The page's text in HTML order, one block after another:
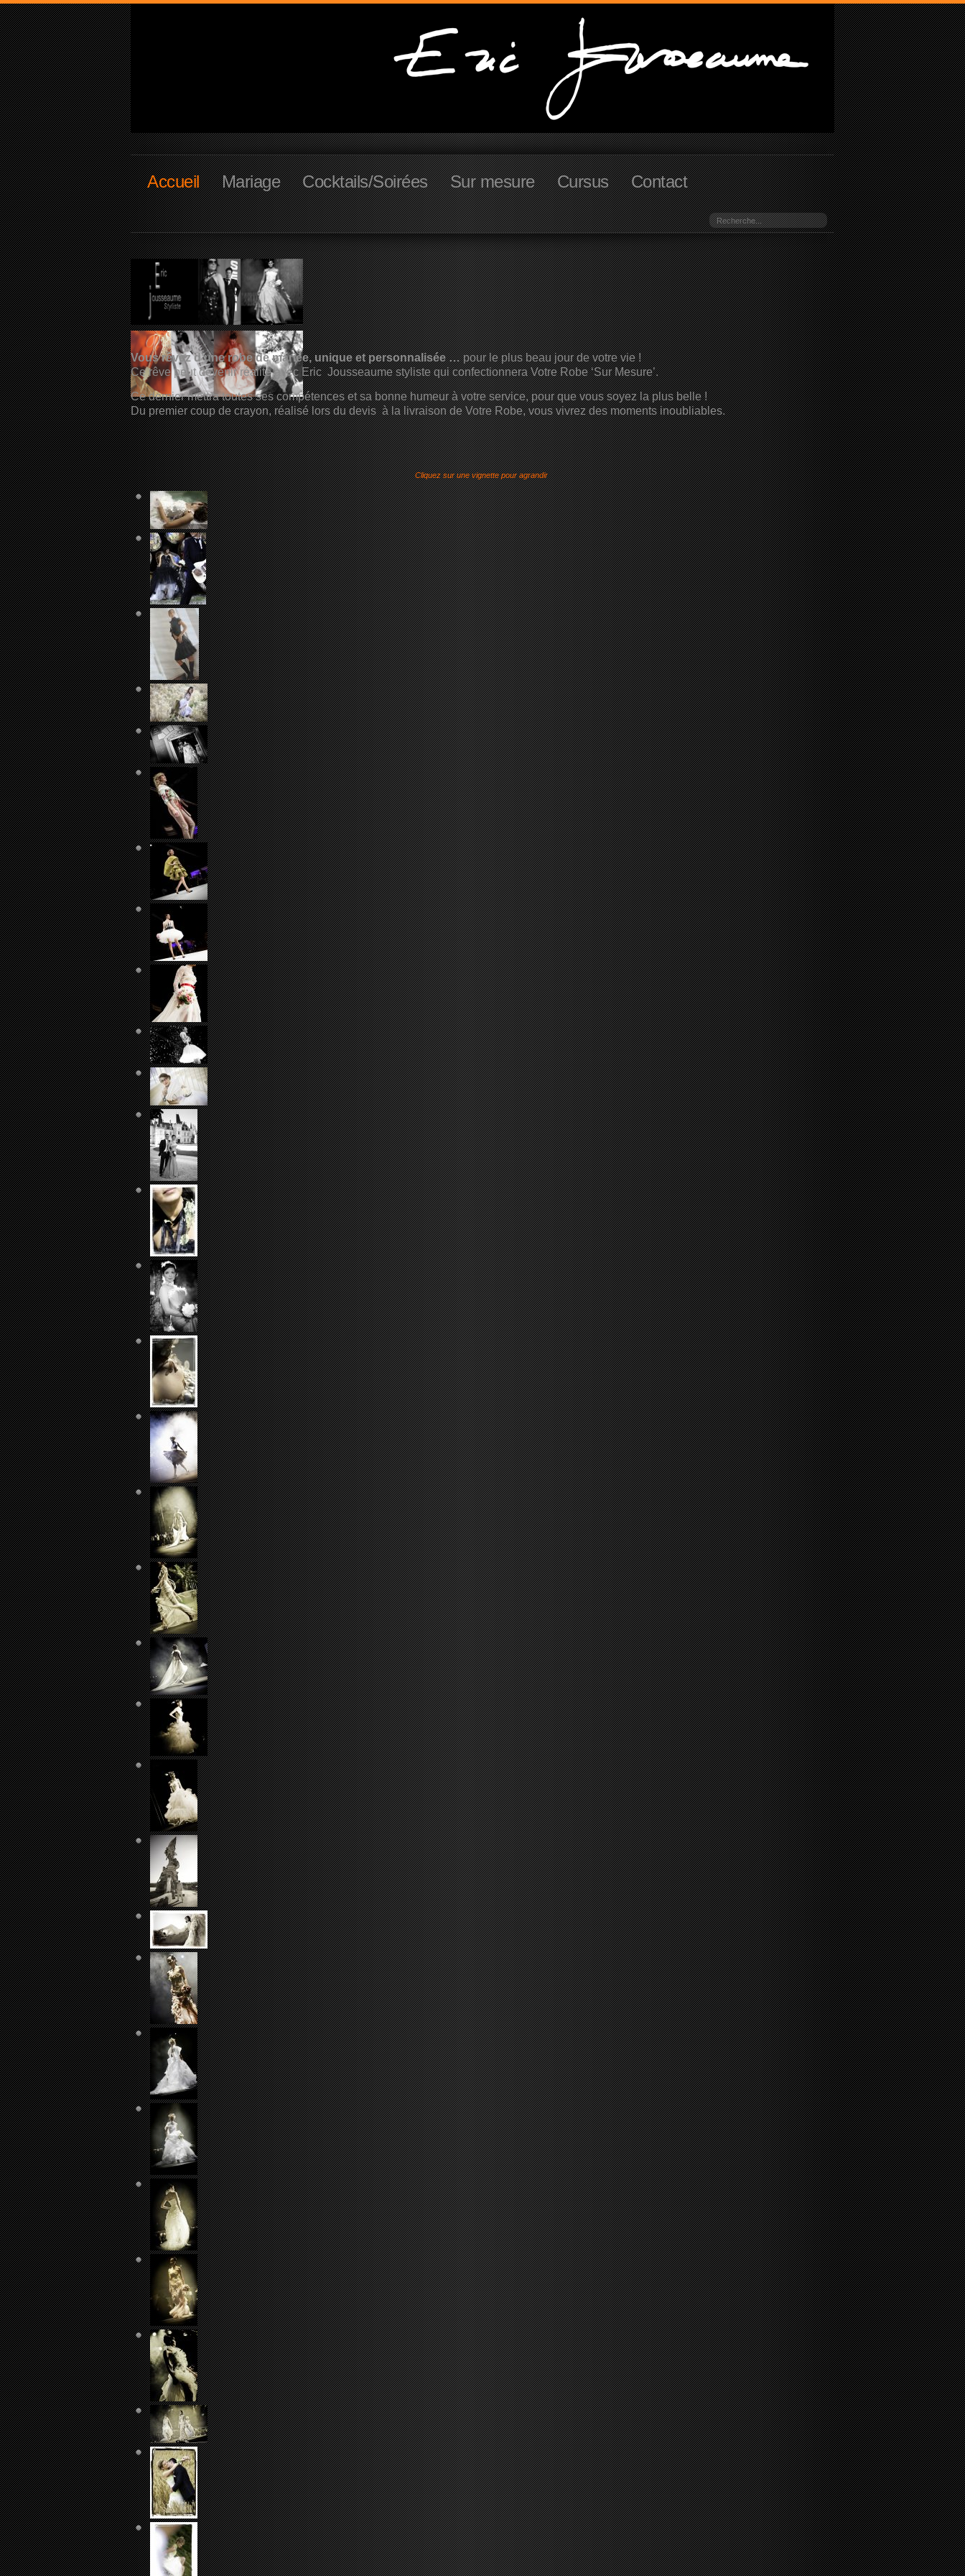
Accueil Mariage Cocktails/Soirées Sur mesure Cursus Contact
Vous rêvez d’une robe de mariée, unique et personnalisée …pour le plus beau jour de votre vie !
Ce rêve peut devenir réalité avec Eric Jousseaume styliste qui confectionnera Votre Robe ‘Sur Mesure’.
Ce dernier mettra toutes ses compétences et sa bonne humeur à votre service, pour que vous soyez la plus belle !
Du premier coup de crayon, réalisé lors du devis à la livraison de Votre Robe, vous vivrez des moments inoubliables.
Cliquez sur une vignette pour agrandir